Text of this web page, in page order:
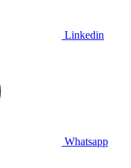
Linkedin
Whatsapp